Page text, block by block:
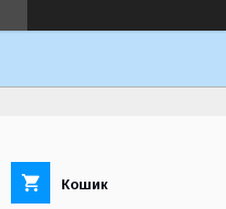
Кошик